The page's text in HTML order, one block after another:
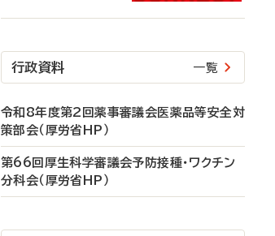
行政資料 一覧
令和8年度第2回薬事審議会医薬品等安全対
策部会（厚労省HP）
第66回厚生科学審議会予防接種・ワクチン
分科会（厚労省HP）